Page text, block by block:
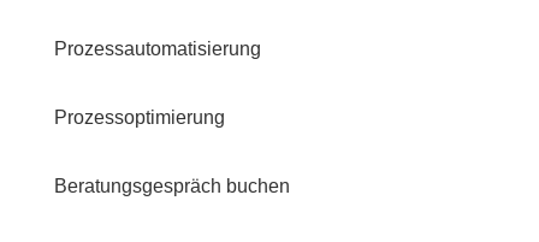
Prozessautomatisierung
Prozessoptimierung
Beratungsgespräch buchen